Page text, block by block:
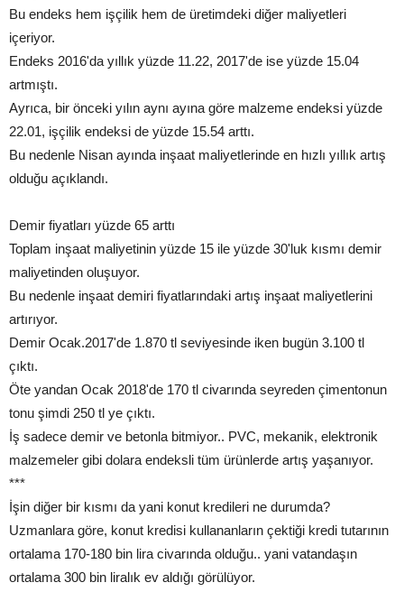
Bu endeks hem işçilik hem de üretimdeki diğer maliyetleri
içeriyor.
Endeks 2016'da yıllık yüzde 11.22, 2017'de ise yüzde 15.04
artmıştı.
Ayrıca, bir önceki yılın aynı ayına göre malzeme endeksi yüzde
22.01, işçilik endeksi de yüzde 15.54 arttı.
Bu nedenle Nisan ayında inşaat maliyetlerinde en hızlı yıllık artış
olduğu açıklandı.
Demir fiyatları yüzde 65 arttı
Toplam inşaat maliyetinin yüzde 15 ile yüzde 30'luk kısmı demir
maliyetinden oluşuyor.
Bu nedenle inşaat demiri fiyatlarındaki artış inşaat maliyetlerini
artırıyor.
Demir Ocak.2017'de 1.870 tl seviyesinde iken bugün 3.100 tl
çıktı.
Öte yandan Ocak 2018'de 170 tl civarında seyreden çimentonun
tonu şimdi 250 tl ye çıktı.
İş sadece demir ve betonla bitmiyor.. PVC, mekanik, elektronik
malzemeler gibi dolara endeksli tüm ürünlerde artış yaşanıyor.
***
İşin diğer bir kısmı da yani konut kredileri ne durumda?
Uzmanlara göre, konut kredisi kullananların çektiği kredi tutarının
ortalama 170-180 bin lira civarında olduğu.. yani vatandaşın
ortalama 300 bin liralık ev aldığı görülüyor.